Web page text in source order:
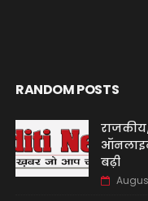
RANDOM POSTS
बढ़ी